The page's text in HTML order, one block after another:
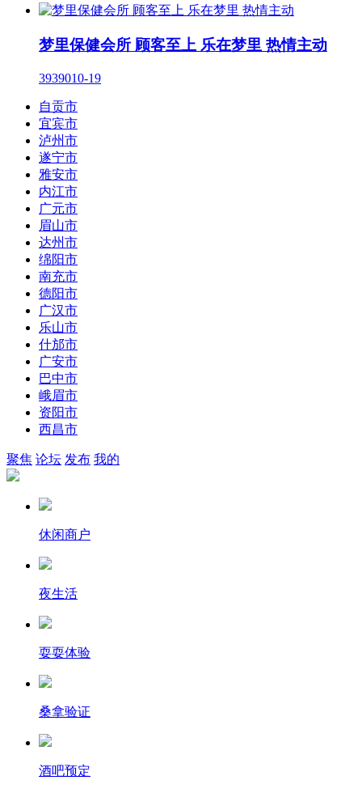
梦里保健会所 顾客至上 乐在梦里 热情主动
3939010-19
自贡市
宜宾市
泸州市
遂宁市
雅安市
内江市
广元市
眉山市
达州市
绵阳市
南充市
德阳市
广汉市
乐山市
什邡市
广安市
巴中市
峨眉市
资阳市
西昌市
聚焦 论坛 发布 我的
休闲商户
夜生活
耍耍体验
桑拿验证
酒吧预定